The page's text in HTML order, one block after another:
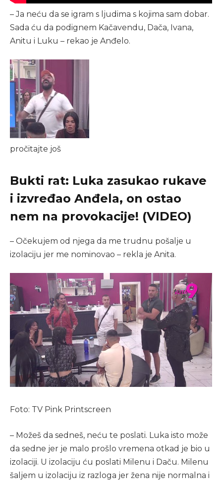
– Ja neću da se igram s ljudima s kojima sam dobar.
Sada ću da podignem Kačavendu, Dača, Ivana,
Anitu i Luku – rekao je Anđelo.
pročitajte još
Bukti rat: Luka zasukao rukave
i izvređao Anđela, on ostao
nem na provokacije! (VIDEO)
– Očekujem od njega da me trudnu pošalje u
izolaciju jer me nominovao – rekla je Anita.
Foto: TV Pink Printscreen
– Možeš da sedneš, neću te poslati. Luka isto može
da sedne jer je malo prošlo vremena otkad je bio u
izolaciji. U izolaciju ću poslati Milenu i Daču. Milenu
šaljem u izolaciju iz razloga jer žena nije normalna i